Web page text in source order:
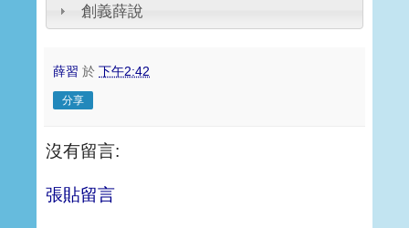
創義薛說
薛習 於 下午2:42
分享
沒有留言:
張貼留言